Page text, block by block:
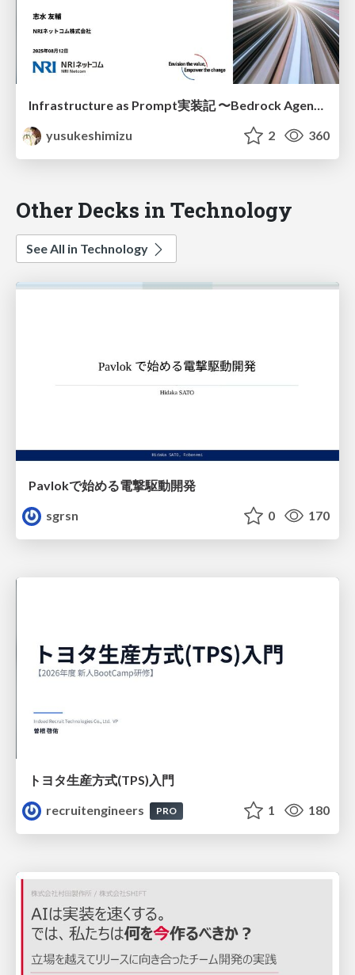
Infrastructure as Prompt実装記 〜Bedrock AgentCoreで作る自然言語インフラエージェント〜
yusukeshimizu
2 360
Other Decks in Technology
See All in Technology
Pavlokで始める電撃駆動開発
sgrsn
0 170
トヨタ⽣産⽅式(TPS)⼊⾨
recruitengineers
PRO 1 180